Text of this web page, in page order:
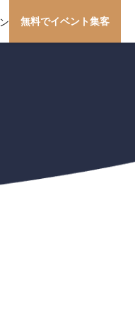
無料でイベント集客